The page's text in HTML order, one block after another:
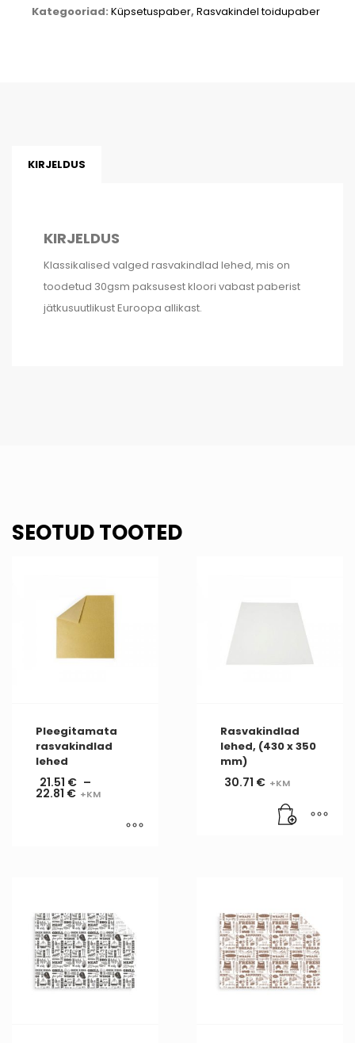
225
Kategooriad: Küpsetuspaber, Rasvakindel toidupaber
KIRJELDUS
KIRJELDUS
Klassikalised valged rasvakindlad lehed, mis on
toodetud 30gsm paksusest kloori vabast paberist
jätkusuutlikust Euroopa allikast.
SEOTUD TOOTED
Pleegitamata
rasvakindlad
lehed
21.51 € –
22.81 €
Rasvakindlad
lehed, (430 x 350
mm)
30.71 €